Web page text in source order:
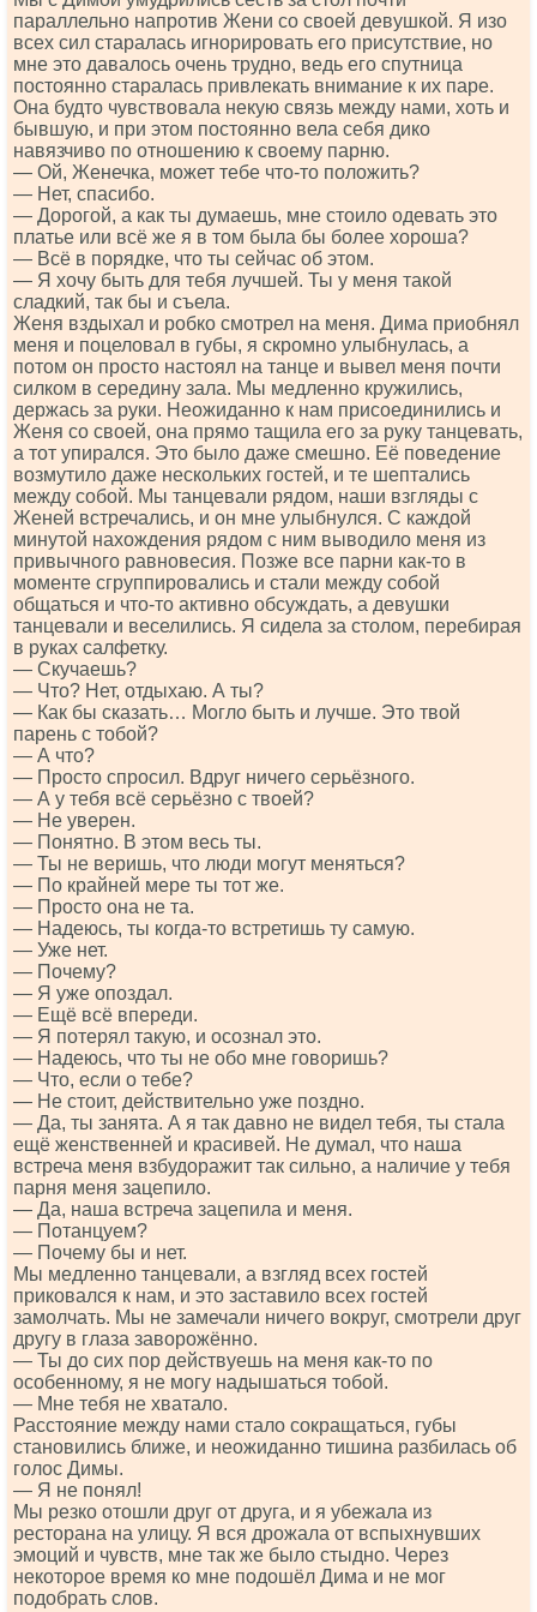
параллельно напротив Жени со своей девушкой. Я изо
всех сил старалась игнорировать его присутствие, но
мне это давалось очень трудно, ведь его спутница
постоянно старалась привлекать внимание к их паре.
Она будто чувствовала некую связь между нами, хоть и
бывшую, и при этом постоянно вела себя дико
навязчиво по отношению к своему парню.
— Ой, Женечка, может тебе что-то положить?
— Нет, спасибо.
— Дорогой, а как ты думаешь, мне стоило одевать это
платье или всё же я в том была бы более хороша?
— Всё в порядке, что ты сейчас об этом.
— Я хочу быть для тебя лучшей. Ты у меня такой
сладкий, так бы и съела.
Женя вздыхал и робко смотрел на меня. Дима приобнял
меня и поцеловал в губы, я скромно улыбнулась, а
потом он просто настоял на танце и вывел меня почти
силком в середину зала. Мы медленно кружились,
держась за руки. Неожиданно к нам присоединились и
Женя со своей, она прямо тащила его за руку танцевать,
а тот упирался. Это было даже смешно. Её поведение
возмутило даже нескольких гостей, и те шептались
между собой. Мы танцевали рядом, наши взгляды с
Женей встречались, и он мне улыбнулся. С каждой
минутой нахождения рядом с ним выводило меня из
привычного равновесия. Позже все парни как-то в
моменте сгруппировались и стали между собой
общаться и что-то активно обсуждать, а девушки
танцевали и веселились. Я сидела за столом, перебирая
в руках салфетку.
— Скучаешь?
— Что? Нет, отдыхаю. А ты?
— Как бы сказать… Могло быть и лучше. Это твой
парень с тобой?
— А что?
— Просто спросил. Вдруг ничего серьёзного.
— А у тебя всё серьёзно с твоей?
— Не уверен.
— Понятно. В этом весь ты.
— Ты не веришь, что люди могут меняться?
— По крайней мере ты тот же.
— Просто она не та.
— Надеюсь, ты когда-то встретишь ту самую.
— Уже нет.
— Почему?
— Я уже опоздал.
— Ещё всё впереди.
— Я потерял такую, и осознал это.
— Надеюсь, что ты не обо мне говоришь?
— Что, если о тебе?
— Не стоит, действительно уже поздно.
— Да, ты занята. А я так давно не видел тебя, ты стала
ещё женственней и красивей. Не думал, что наша
встреча меня взбудоражит так сильно, а наличие у тебя
парня меня зацепило.
— Да, наша встреча зацепила и меня.
— Потанцуем?
— Почему бы и нет.
Мы медленно танцевали, а взгляд всех гостей
приковался к нам, и это заставило всех гостей
замолчать. Мы не замечали ничего вокруг, смотрели друг
другу в глаза заворожённо.
— Ты до сих пор действуешь на меня как-то по
особенному, я не могу надышаться тобой.
— Мне тебя не хватало.
Расстояние между нами стало сокращаться, губы
становились ближе, и неожиданно тишина разбилась об
голос Димы.
— Я не понял!
Мы резко отошли друг от друга, и я убежала из
ресторана на улицу. Я вся дрожала от вспыхнувших
эмоций и чувств, мне так же было стыдно. Через
некоторое время ко мне подошёл Дима и не мог
подобрать слов.